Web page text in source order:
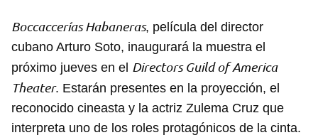
Boccaccerías Habaneras, película del director
cubano Arturo Soto, inaugurará la muestra el
próximo jueves en el Directors Guild of America
Theater. Estarán presentes en la proyección, el
reconocido cineasta y la actriz Zulema Cruz que
interpreta uno de los roles protagónicos de la cinta.